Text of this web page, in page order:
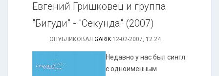
Евгений Гришковец и группа
"Бигуди" - "Секунда" (2007)
ОПУБЛИКОВАЛ GARIK 12-02-2007, 12:24
Недавно у нас был сингл
с одноименным